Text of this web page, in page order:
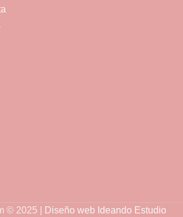
© 2025 | Diseño web Ideando Estudio